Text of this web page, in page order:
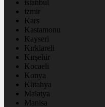
istanbul
izmir
Kars
Kastamonu
Kayseri
Kırklareli
Kırşehir
Kocaeli
Konya
Kütahya
Malatya
Manisa